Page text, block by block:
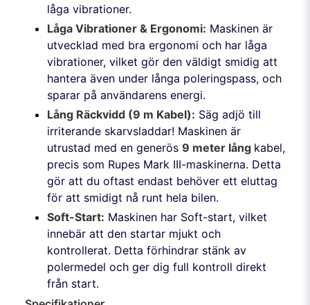
låga vibrationer.
Låga Vibrationer & Ergonomi: Maskinen är
utvecklad med bra ergonomi och har låga
vibrationer, vilket gör den väldigt smidig att
hantera även under långa poleringspass, och
sparar på användarens energi.
Lång Räckvidd (9 m Kabel): Säg adjö till
irriterande skarvsladdar! Maskinen är
utrustad med en generös 9 meter lång kabel,
precis som Rupes Mark III-maskinerna. Detta
gör att du oftast endast behöver ett eluttag
för att smidigt nå runt hela bilen.
Soft-Start: Maskinen har Soft-start, vilket
innebär att den startar mjukt och
kontrollerat. Detta förhindrar stänk av
polermedel och ger dig full kontroll direkt
från start.